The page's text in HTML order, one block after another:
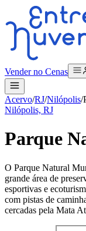
Vender no Cenas
Acervo/RJ/Nilópolis/
Nilópolis, RJ
Parque
O Parque Natural
grande área de
esportivas e
com pistas de
cercadas pela Mata